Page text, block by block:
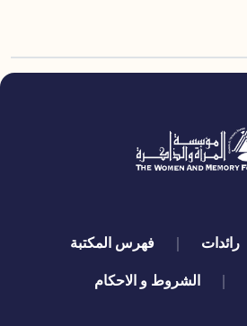
رائدات
فهرس المكتبة
الشروط و الاحكام